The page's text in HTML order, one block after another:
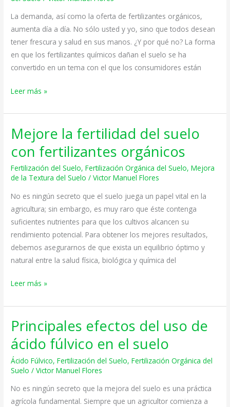
La demanda, así como la oferta de fertilizantes orgánicos,
aumenta día a día. No sólo usted y yo, sino que todos desean
tener frescura y salud en sus manos. ¿Y por qué no? La forma
en que los fertilizantes químicos dañan el suelo se ha
convertido en un tema con el que los consumidores están
orgánicos
Leer más »
Mejore la fertilidad del suelo
con fertilizantes orgánicos
Fertilización del Suelo,Fertilización Orgánica del Suelo,Mejora
de la Textura del Suelo /Victor Manuel Flores
No es ningún secreto que el suelo juega un papel vital en la
agricultura; sin embargo, es muy raro que éste contenga
suficientes nutrientes para que los cultivos alcancen su
rendimiento potencial. Para obtener los mejores resultados,
debemos asegurarnos de que exista un equilibrio óptimo y
natural entre la salud física, biológica y química del
Mejore
fertilidad
del
suelo
con
fertilizantes
orgánicos
Leer más »
Principales efectos del uso de
ácido fúlvico en el suelo
Ácido Fúlvico,Fertilización del Suelo,Fertilización Orgánica del
Suelo /Victor Manuel Flores
No es ningún secreto que la mejora del suelo es una práctica
agrícola fundamental. Siempre que un agricultor comienza a
Principales
efectos
del
uso
de
ácido
fúlvico